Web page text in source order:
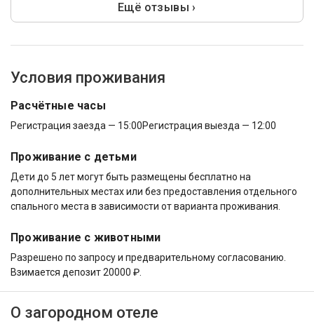
Ещё отзывы ›
Условия проживания
Расчётные часы
Регистрация заезда — 15:00Регистрация выезда — 12:00
Проживание с детьми
Дети до 5 лет могут быть размещены бесплатно на
дополнительных местах или без предоставления отдельного
спального места в зависимости от варианта проживания.
Проживание с животными
Разрешено по запросу и предварительному согласованию.
Взимается депозит 20000 ₽.
О загородном отеле